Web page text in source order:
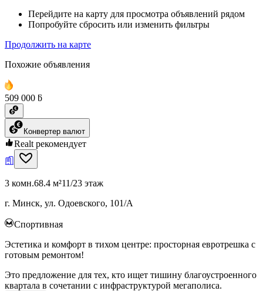
Перейдите на карту для просмотра объявлений рядом
Попробуйте сбросить или изменить фильтры
Продолжить на карте
Похожие объявления
509 000 ƃ
Конвертер валют
Realt рекомендует
3 комн.68.4 м²11/23 этаж
г. Минск, ул. Одоевского, 101/А
Спортивная
Эстетика и комфорт в тихом центре: просторная евротрешка с
готовым ремонтом!
Это предложение для тех, кто ищет тишину благоустроенного
квартала в сочетании с инфраструктурой мегаполиса.